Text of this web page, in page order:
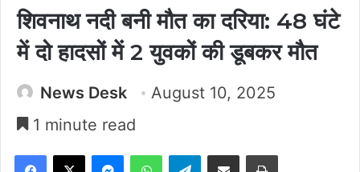
शिवनाथ नदी बनी मौत का दरिया: 48 घंटे
में दो हादसों में 2 युवकों की डूबकर मौत
News Desk
August 10, 2025
1 minute read
Facebook
X MessengerWhatsAppTelegramShare via Email Print